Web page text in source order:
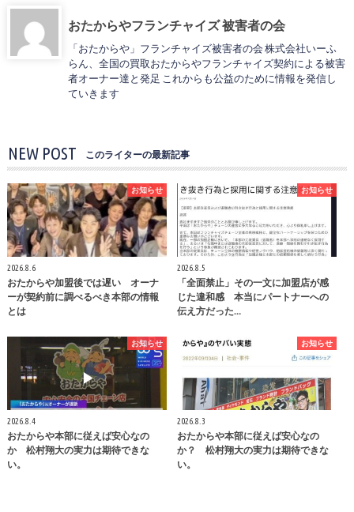
おたからやフランチャイズ 被害者の会
「おたからや」フランチャイズ被害者の会 株式会社いーふ
らん、全国の買取おたからやフランチャイズ契約による被害
者オーナー達と発足 これからも公益のために情報を発信し
ていきます
NEW POST このライターの最新記事
お知らせ
2026.8.6
おたからや加盟後では遅い オーナ
ーが契約前に調べるべき本部の情報
とは
お知らせ
2026.8.5
「全面禁止」その一文に加盟店が感
じた違和感 本当にパートナーへの
伝え方だった…
お知らせ
2026.8.4
おたからや本部に従えば安心なの
か 松村翔大の実力は期待できな
い。
お知らせ
2026.8.3
おたからや本部に従えば安心なの
か？ 松村翔大の実力は期待できな
い。